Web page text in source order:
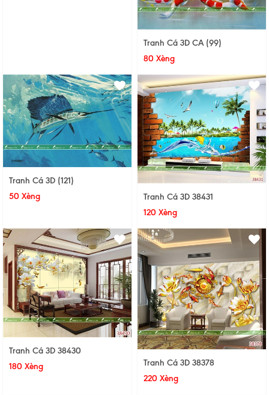
Tranh Cá 3D CA (99)
80 Xèng
Tranh Cá 3D (121)
50 Xèng
Tranh Cá 3D 38431
120 Xèng
Tranh Cá 3D 38430
180 Xèng
Tranh Cá 3D 38378
220 Xèng